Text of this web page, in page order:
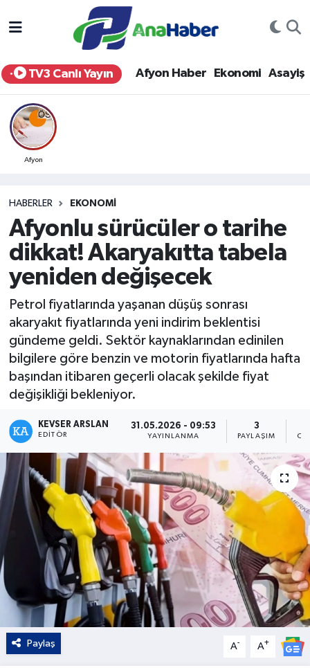
TV3 Canlı Yayın Afyon Haber Ekonomi Asayiş
Afyon
HABERLER EKONOMI
Afyonlu sürücüler o tarihe
dikkat! Akaryakıtta tabela
yeniden değişecek
Petrol fiyatlarında yaşanan düşüş sonrası
akaryakıt fiyatlarında yeni indirim beklentisi
gündeme geldi. Sektör kaynaklarından edinilen
bilgilere göre benzin ve motorin fiyatlarında hafta
başından itibaren geçerli olacak şekilde fiyat
değişikliği bekleniyor.
KEVSER ARSLAN
EDITÖR
31.05.2026 - 09:53
YAYINLANMA
3
PAYLAŞIM
Paylaş A- A+
Yurt Haber
Afyon Haber
Ekonomi
Siyaset
Eğitim
Sağlık
Teknoloji
Kültür - Sanat
Yaşam
Afyonkarahisar Nöbetçi Eczaneler
Afyonkarahisar Hava Durumu
Afyonkarahisar Namaz Vakitleri
Afyonkarahisar Trafik Yoğunluk Haritası
Tüm Manşetler
Son Dakika Haberleri
Haber Arşivi